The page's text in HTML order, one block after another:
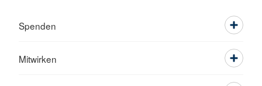
Spenden
Mitwirken